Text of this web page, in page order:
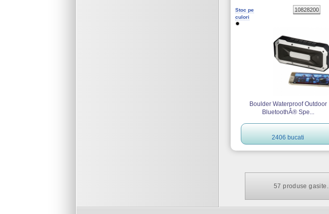
Stoc pe
culori
10828200
Boulder Waterproof Outdoor
BluetoothÂ® Spe...
2406 bucati
57 produse gasite.